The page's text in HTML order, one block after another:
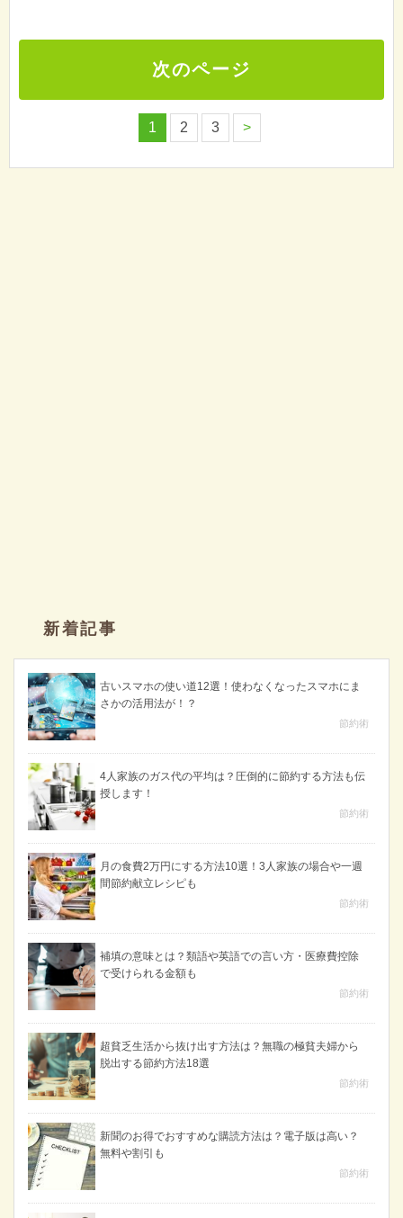
次のページ
1 2 3 >
新着記事
古いスマホの使い道12選！使わなくなったスマホにま
さかの活用法が！？
節約術
4人家族のガス代の平均は？圧倒的に節約する方法も伝
授します！
節約術
月の食費2万円にする方法10選！3人家族の場合や一週
間節約献立レシピも
節約術
補填の意味とは？類語や英語での言い方・医療費控除
で受けられる金額も
節約術
超貧乏生活から抜け出す方法は？無職の極貧夫婦から
脱出する節約方法18選
節約術
新聞のお得でおすすめな購読方法は？電子版は高い？
無料や割引も
節約術